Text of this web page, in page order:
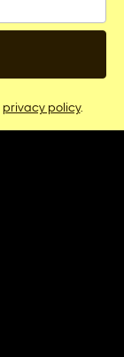
privacy policy.